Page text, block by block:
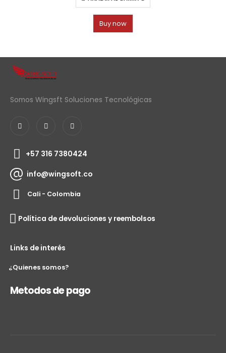
Buy now
Somos Wingsft Soluciones Tecnológicas
+57 316 7380424
info@wingsoft.co
Cali - Colombia
Política de devoluciones y reembolsos
Links de interés
¿Quienes somos?
Metodos de pago